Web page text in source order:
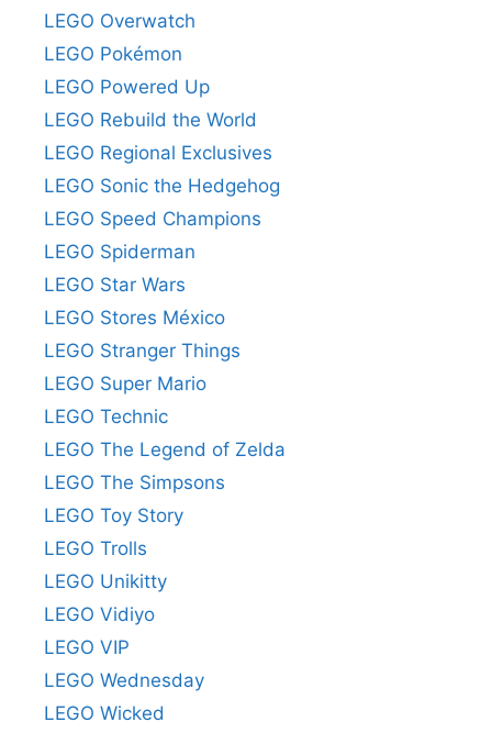
LEGO Overwatch
LEGO Pokémon
LEGO Powered Up
LEGO Rebuild the World
LEGO Regional Exclusives
LEGO Sonic the Hedgehog
LEGO Speed Champions
LEGO Spiderman
LEGO Star Wars
LEGO Stores México
LEGO Stranger Things
LEGO Super Mario
LEGO Technic
LEGO The Legend of Zelda
LEGO The Simpsons
LEGO Toy Story
LEGO Trolls
LEGO Unikitty
LEGO Vidiyo
LEGO VIP
LEGO Wednesday
LEGO Wicked